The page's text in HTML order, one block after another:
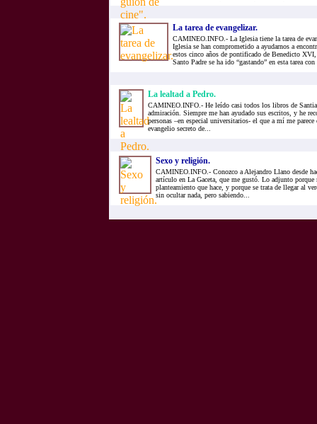
La tarea de evangelizar.
CAMINEO.INFO.- La Iglesia tiene la tarea de
Iglesia se han comprometido a ayudarnos a
estos cinco años de pontificado de Benedicto
Santo Padre se ha ido “gastando” en esta tarea
La lealtad a Pedro.
CAMINEO.INFO.- He leído casi todos los libros de
admiración. Siempre me han ayudado sus escritos, y he
personas –en especial universitarios- el que a mí me
evangelio secreto de...
Sexo y religión.
CAMINEO.INFO.- Conozco a Alejandro Llano desde
artículo en La Gaceta, que me gustó. Lo adjunto porque
planteamiento que hace, y porque se trata de llegar al
sin ocultar nada, pero sabiendo...